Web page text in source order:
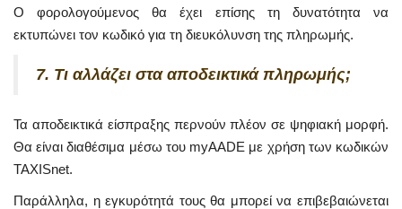
Ο φορολογούμενος θα έχει επίσης τη δυνατότητα να
εκτυπώνει τον κωδικό για τη διευκόλυνση της πληρωμής.
7. Τι αλλάζει στα αποδεικτικά πληρωμής;
Τα αποδεικτικά είσπραξης περνούν πλέον σε ψηφιακή μορφή.
Θα είναι διαθέσιμα μέσω του myAADE με χρήση των κωδικών
TAXISnet.
Παράλληλα, η εγκυρότητά τους θα μπορεί να επιβεβαιώνεται